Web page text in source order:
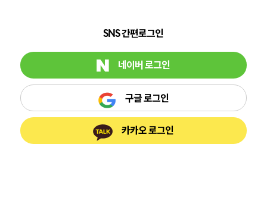
SNS 간편로그인
네이버 로그인
구글 로그인
카카오 로그인